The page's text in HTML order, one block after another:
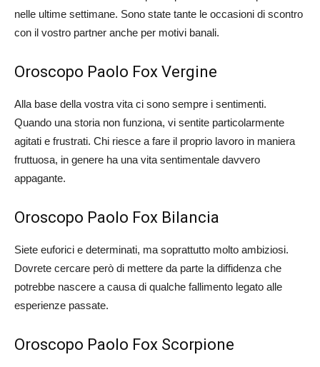
nelle ultime settimane. Sono state tante le occasioni di scontro
con il vostro partner anche per motivi banali.
Oroscopo Paolo Fox Vergine
Alla base della vostra vita ci sono sempre i sentimenti.
Quando una storia non funziona, vi sentite particolarmente
agitati e frustrati. Chi riesce a fare il proprio lavoro in maniera
fruttuosa, in genere ha una vita sentimentale davvero
appagante.
Oroscopo Paolo Fox Bilancia
Siete euforici e determinati, ma soprattutto molto ambiziosi.
Dovrete cercare però di mettere da parte la diffidenza che
potrebbe nascere a causa di qualche fallimento legato alle
esperienze passate.
Oroscopo Paolo Fox Scorpione